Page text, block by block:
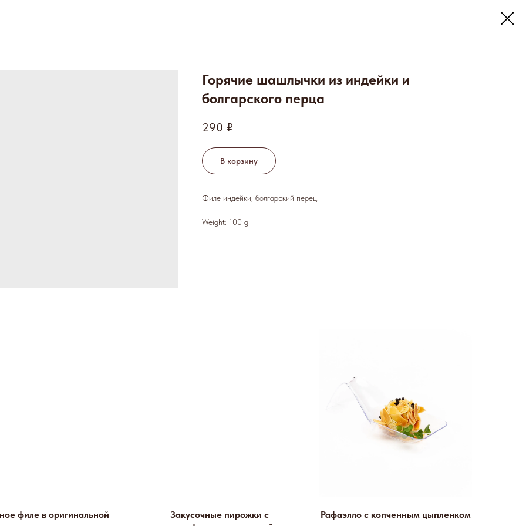
Горячие шашлычки из индейки и
болгарского перца
290 ₽
В корзину
Филе индейки, болгарский перец.
Weight: 100 g
филе в оригинальной
Закусочные пирожки с
Рафаэлло с копченным цыпленком